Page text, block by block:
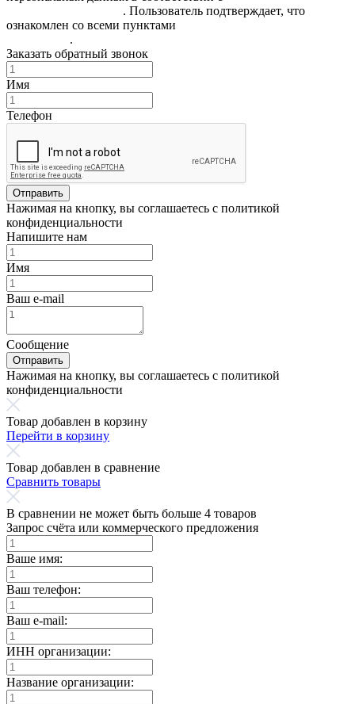
. Пользователь подтверждает, что
ознакомлен со всеми пунктами
.
Заказать обратный звонок
Имя
Телефон
Отправить
Нажимая на кнопку, вы соглашаетесь с политикой
конфиденциальности
Напишите нам
Имя
Ваш e-mail
Сообщение
Отправить
Нажимая на кнопку, вы соглашаетесь с политикой
конфиденциальности
Товар добавлен в корзину
Перейти в корзину
Товар добавлен в сравнение
Сравнить товары
В сравнении не может быть больше 4 товаров
Запрос счёта или коммерческого предложения
Ваше имя:
Ваш телефон:
Ваш e-mail:
ИНН организации:
Название организации: